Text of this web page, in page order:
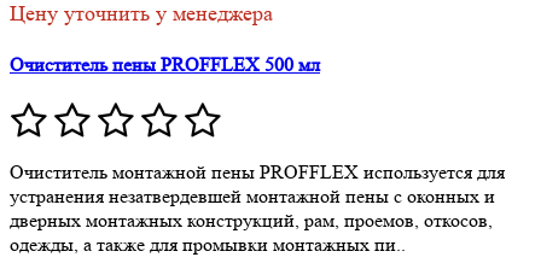
Цену уточнить у менеджера
Очиститель пены PROFFLEX 500 мл
Очиститель монтажной пены PROFFLEX используется для
устранения незатвердевшей монтажной пены с оконных и
дверных монтажных конструкций, рам, проемов, откосов,
одежды, а также для промывки монтажных пи..